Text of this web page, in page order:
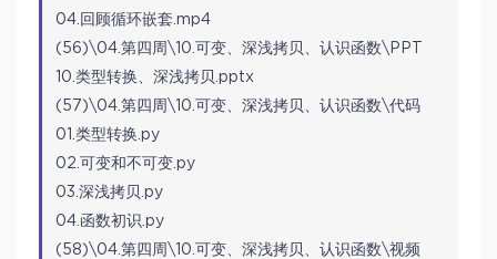
04.回顾循环嵌套.mp4
(56)\04.第四周\10.可变、深浅拷贝、认识函数\PPT
10.类型转换、深浅拷贝.pptx
(57)\04.第四周\10.可变、深浅拷贝、认识函数\代码
01.类型转换.py
02.可变和不可变.py
03.深浅拷贝.py
04.函数初识.py
(58)\04.第四周\10.可变、深浅拷贝、认识函数\视频